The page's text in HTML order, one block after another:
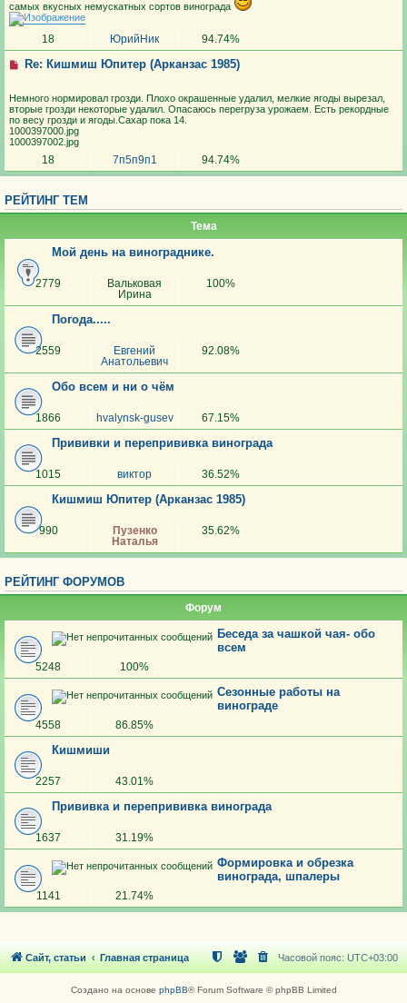
самых вкусных немускатных сортов винограда
18 ЮрийНик 94.74%
Re: Кишмиш Юпитер (Арканзас 1985)
Немного нормировал грозди. Плохо окрашенные удалил, мелкие ягоды вырезал,
вторые грозди некоторые удалил. Опасаюсь перегруза урожаем. Есть рекордные
по весу грозди и ягоды.Сахар пока 14.
1000397000.jpg
1000397002.jpg
18 7п5п9п1 94.74%
РЕЙТИНГ ТЕМ
Тема
Мой день на винограднике.
2779
Вальковая
Ирина
100%
Погода.....
2559
Евгений
Анатольевич
92.08%
Обо всем и ни о чём
1866 hvalynsk-gusev 67.15%
Прививки и перепрививка винограда
1015 виктор 36.52%
Кишмиш Юпитер (Арканзас 1985)
990
Пузенко
Наталья
35.62%
РЕЙТИНГ ФОРУМОВ
Форум
Беседа за чашкой чая- обо
всем
5248 100%
Сезонные работы на
винограде
4558 86.85%
Кишмиши
2257 43.01%
Прививка и перепрививка винограда
1637 31.19%
Формировка и обрезка
винограда, шпалеры
1141 21.74%
Сайт, статьи Главная страница Часовой пояс: UTC+03:00
Создано на основе phpBB® Forum Software © phpBB Limited